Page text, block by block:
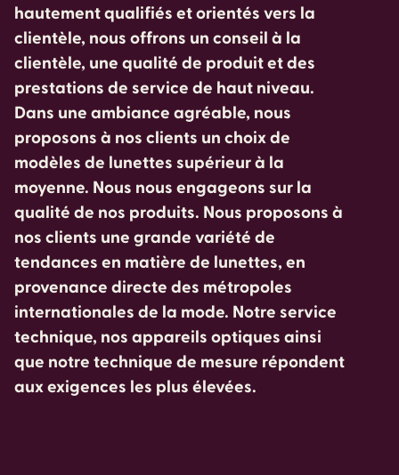
hautement qualifiés et orientés vers la
clientèle, nous offrons un conseil à la
clientèle, une qualité de produit et des
prestations de service de haut niveau.
Dans une ambiance agréable, nous
proposons à nos clients un choix de
modèles de lunettes supérieur à la
moyenne. Nous nous engageons sur la
qualité de nos produits. Nous proposons à
nos clients une grande variété de
tendances en matière de lunettes, en
provenance directe des métropoles
internationales de la mode. Notre service
technique, nos appareils optiques ainsi
que notre technique de mesure répondent
aux exigences les plus élevées.